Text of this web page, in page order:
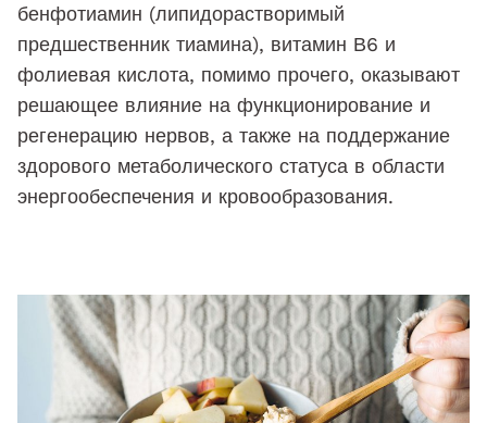
бенфотиамин (липидорастворимый
предшественник тиамина), витамин В6 и
фолиевая кислота, помимо прочего, оказывают
решающее влияние на функционирование и
регенерацию нервов, а также на поддержание
здорового метаболического статуса в области
энергообеспечения и кровообразования.